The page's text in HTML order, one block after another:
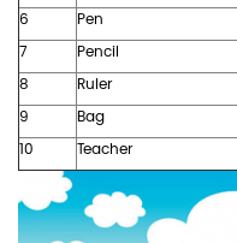
6
Pen
7
Pencil
8
Ruler
9
Bag
10
Teacher